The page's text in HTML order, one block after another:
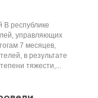
В республике
управляющих
7 месяцев,
в результате
тяжести,...